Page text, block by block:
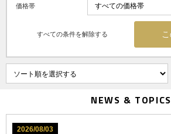
価格帯
すべての条件を解除する
NEWS & TOPICS
2026/08/03